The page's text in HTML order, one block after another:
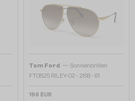
Tom Ford — Sonnenbrillen
FT0825 RILEY-02 - 28B - 61
196 EUR